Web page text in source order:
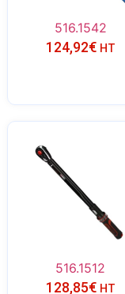
516.1542
124,92€ HT
516.1512
128,85€ HT